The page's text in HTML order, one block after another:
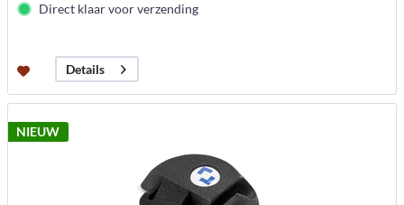
Direct klaar voor verzending
Details
NIEUW